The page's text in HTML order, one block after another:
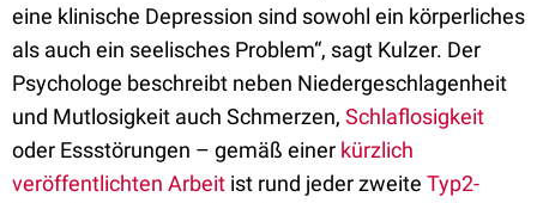
eine klinische Depression sind sowohl ein körperliches
als auch ein seelisches Problem“, sagt Kulzer. Der
Psychologe beschreibt neben Niedergeschlagenheit
und Mutlosigkeit auch Schmerzen, Schlaflosigkeit
oder Essstörungen – gemäß einer kürzlich
veröffentlichten Arbeit ist rund jeder zweite Typ2-